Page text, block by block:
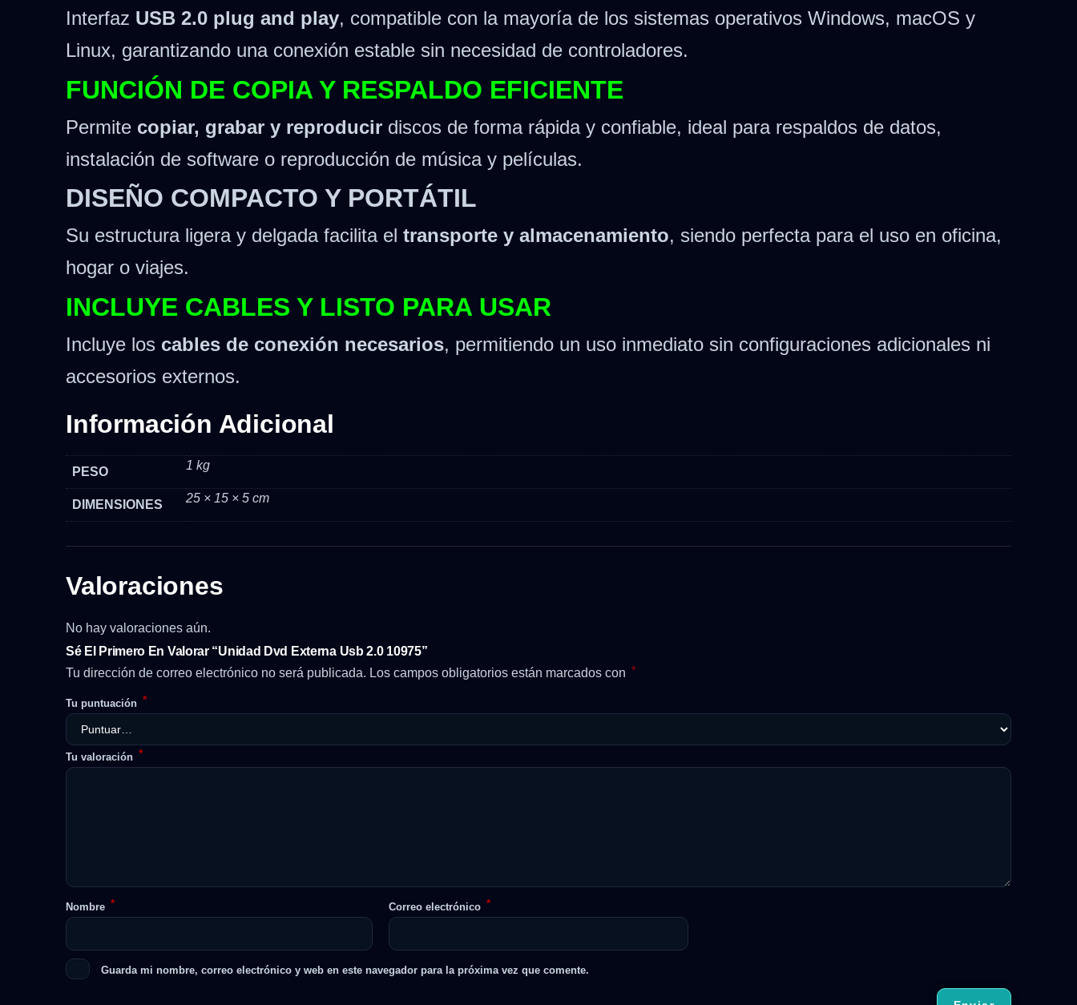
Interfaz USB 2.0 plug and play, compatible con la mayoría de los sistemas operativos Windows, macOS y
Linux, garantizando una conexión estable sin necesidad de controladores.
FUNCIÓN DE COPIA Y RESPALDO EFICIENTE
Permite copiar, grabar y reproducir discos de forma rápida y confiable, ideal para respaldos de datos,
instalación de software o reproducción de música y películas.
DISEÑO COMPACTO Y PORTÁTIL
Su estructura ligera y delgada facilita el transporte y almacenamiento, siendo perfecta para el uso en oficina,
hogar o viajes.
INCLUYE CABLES Y LISTO PARA USAR
Incluye los cables de conexión necesarios, permitiendo un uso inmediato sin configuraciones adicionales ni
accesorios externos.
Información Adicional
PESO 1 kg
DIMENSIONES 25 × 15 × 5 cm
Valoraciones
No hay valoraciones aún.
Sé El Primero En Valorar “Unidad Dvd Externa Usb 2.0 10975”
Tu dirección de correo electrónico no será publicada. Los campos obligatorios están marcados con *
Tu puntuación *
Tu valoración *
Nombre * Correo electrónico *
Guarda mi nombre, correo electrónico y web en este navegador para la próxima vez que comente.